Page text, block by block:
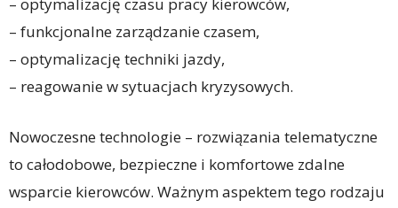
– optymalizację czasu pracy kierowców,
– funkcjonalne zarządzanie czasem,
– optymalizację techniki jazdy,
– reagowanie w sytuacjach kryzysowych.
Nowoczesne technologie – rozwiązania telematyczne
to całodobowe, bezpieczne i komfortowe zdalne
wsparcie kierowców. Ważnym aspektem tego rodzaju